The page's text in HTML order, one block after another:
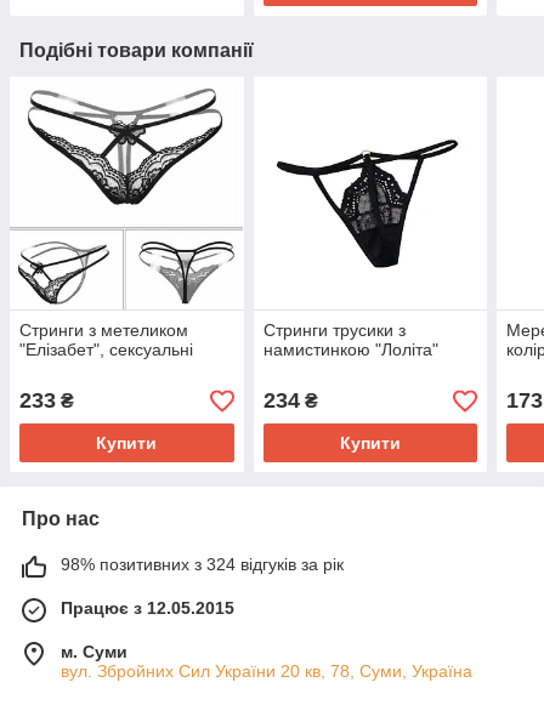
Подібні товари компанії
Стринги з метеликом
"Елізабет", сексуальні
233 ₴
Купити
Стринги трусики з
намистинкою "Лоліта"
234₴
Купити
173
Про нас
98% позитивних з 324 відгуків за рік
Працює з 12.05.2015
м. Суми
вул. Збройних Сил України 20 кв, 78, Суми, Україна